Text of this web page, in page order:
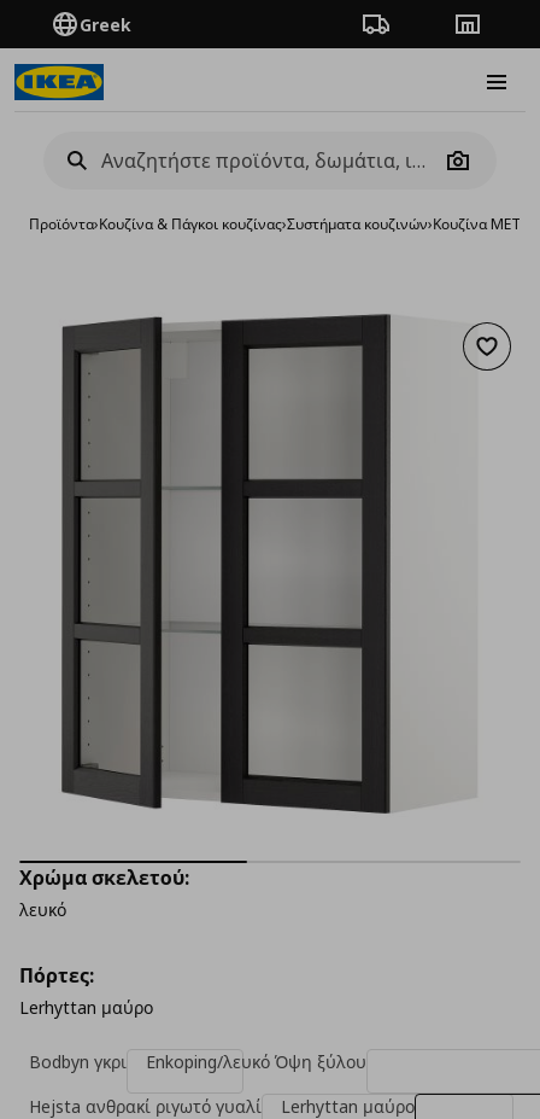
Greek Πορεία παραγγελίας
Camera
Προϊόντα›Κουζίνα & Πάγκοι κουζίνας›Συστήματα κουζινών›Κουζίνα
Χρώμα σκελετού:
λευκό
Πόρτες:
Lerhyttan μαύρο
Bodbyn γκρι
Enkoping/λευκό Όψη ξύλου
Hejsta ανθρακί ριγωτό γυαλί
Lerhyttan μαύρο